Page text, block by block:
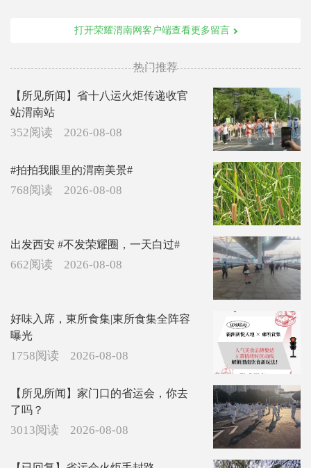
打开荣耀渭南网客户端查看更多留言
热门推荐
【所见所闻】省十八运火炬传递收官
站渭南站
352阅读 2026-08-08
#拍拍我眼里的渭南美景#
768阅读 2026-08-08
出发西安 #不发荣耀圈，一天白过#
662阅读 2026-08-08
好味入席，東所食集|東所食集全阵容
曝光
1758阅读 2026-08-08
【所见所闻】家门口的省运会，你去
了吗？
3013阅读 2026-08-08